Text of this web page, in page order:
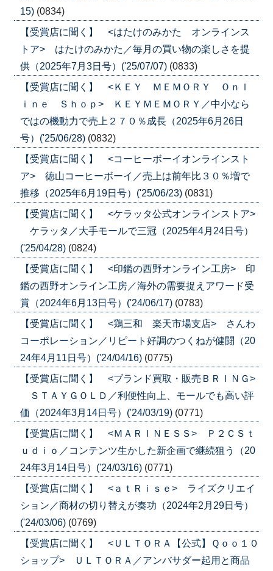
15) (0834)
【受賞店に聞く】 <はたけのみかた オンラインス
トア> はたけのみかた／毎月の買い物の楽しさを提
供（2025年7月3日号）('25/07/07) (0833)
【受賞店に聞く】 <ＫＥＹ ＭＥＭＯＲＹ Ｏｎｌ
ｉｎｅ Ｓｈｏｐ> ＫＥＹＭＥＭＯＲＹ／中小なら
ではの機動力で売上２７０％成長（2025年6月26日
号）('25/06/28) (0832)
【受賞店に聞く】 <コーヒーボーイオンラインスト
ア> 徳山コーヒーボーイ／売上は前年比３０％増で
推移（2025年6月19日号）('25/06/23) (0831)
【受賞店に聞く】 <ケラッタ公式オンラインストア>
ケラッタ／大手モールで三冠（2025年4月24日号）
('25/04/28) (0824)
【受賞店に聞く】 <印鑑の西野オンライン工房> 印
鑑の西野オンライン工房／海外の需要捉えアワード受
賞（2024年6月13日号）('24/06/17) (0783)
【受賞店に聞く】 <鶏三和 楽天市場支店> さんわ
コーポレーション／リピート好調のつくねが健闘（20
24年4月11日号）('24/04/16) (0775)
【受賞店に聞く】 <ブランド買取・販売ＢＲＩＮＧ>
ＳＴＡＹＧＯＬＤ／利便性向上、モールでも高い評
価（2024年3月14日号）('24/03/19) (0771)
【受賞店に聞く】 <ＭＡＲＩＮＥＳＳ> Ｐ２ＣＳｔ
ｕｄｉｏ／コンテンツ生かした新企画で継続狙う（20
24年3月14日号）('24/03/16) (0771)
【受賞店に聞く】 <ａｔＲｉｓｅ> ライズクリエイ
ション／商材の切り替えが奏功（2024年2月29日号）
('24/03/06) (0769)
【受賞店に聞く】 <ＵＬＴＯＲＡ【公式】Ｑｏｏ１０
ショップ> ＵＬＴＯＲＡ／アンバサダー起用と商品